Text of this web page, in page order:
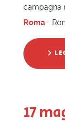
campagna
Roma -
17